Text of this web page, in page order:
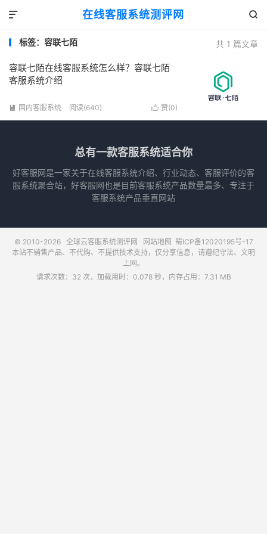
在线客服系统测评网 

共 1 篇文章
标签：容联七陌
容联七陌在线客服系统怎么样？容联七陌
客服系统介绍
 赞(0)
 国内客服系统 阅读(640)
总有一款客服系统适合你
好客服网是一家关于在线客服系统介绍、行业动态、客服评价的客
服系统聚合站，好客服网也是目前客服系统产品数量最多、专注于
客服系统产品垂直网站
© 2010-2026 全球云客服系统测评网 网站地图 蜀ICP备12020195号-17
本站不销售产品、不代购、不提供技术支持，仅分享信息，请遵纪守法、文明
上网。
请求次数：32 次，加载用时：0.078 秒，内存占用：7.31 MB